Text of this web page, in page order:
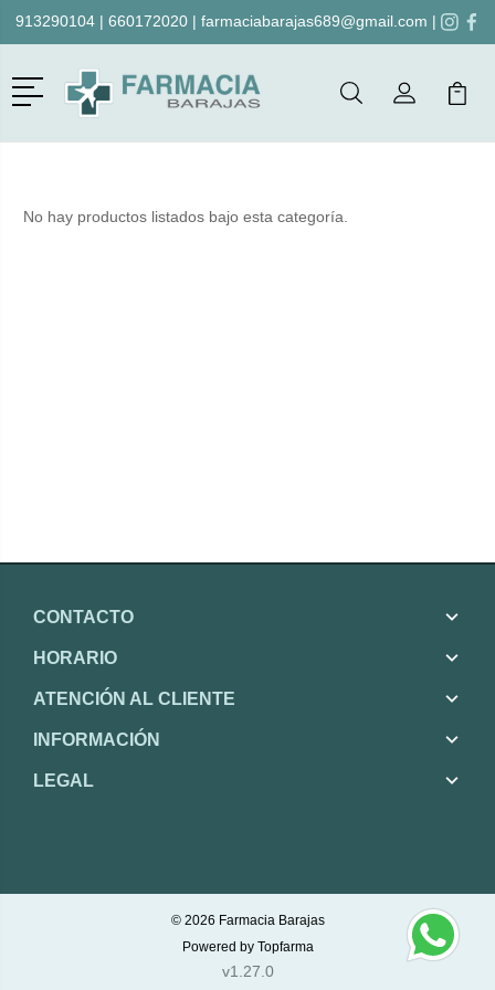
913290104| 660172020| farmaciabarajas689@gmail.com |
Menú
BuscarMi Cuenta
Mi
No hay productos listados bajo esta categoría.
CONTACTO
HORARIO
ATENCIÓN AL CLIENTE
INFORMACIÓN
LEGAL
© 2026 Farmacia Barajas
Powered by Topfarma
v1.27.0